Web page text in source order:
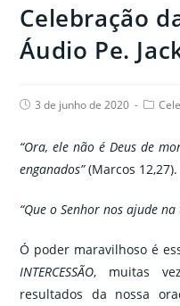
Celebração
Áudio Pe.
Post3 de junho de 2020
Post
“Ora, ele não é Deus de
enganados”(Marcos 12,27).
“Que o Senhor nos ajude
Ó poder maravilhoso é
INTERCESSÃO, muitas
resultados da nossa